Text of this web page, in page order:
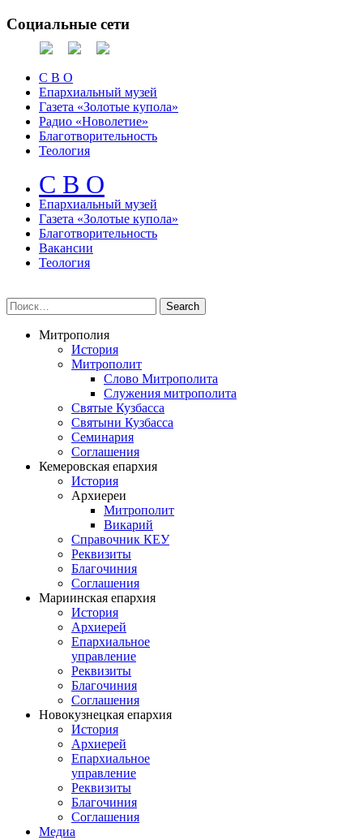
Социальные сети
С В О
Епархиальный музей
Газета «Золотые купола»
Радио «Новолетие»
Благотворительность
Теология
С В О
Епархиальный музeй
Газета «Золотые купола»
Благотворительность
Вакансии
Теология
Митрополия
История
Митрополит
Слово Митрополита
Служения митрополита
Святые Кузбасса
Святыни Кузбасса
Семинария
Соглашения
Кемеровская епархия
История
Архиереи
Митрополит
Викарий
Справочник КЕУ
Реквизиты
Благочиния
Соглашения
Мариинская епархия
История
Архиерей
Епархиальное
управление
Реквизиты
Благочиния
Соглашения
Новокузнецкая епархия
История
Архиерей
Епархиальное
управление
Реквизиты
Благочиния
Соглашения
Медиа